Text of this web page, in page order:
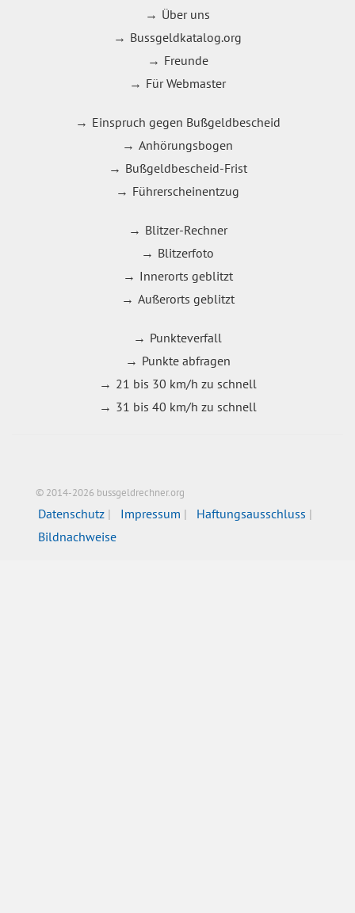
Über uns
Bussgeldkatalog.org
Freunde
Für Webmaster
Einspruch gegen Bußgeldbescheid
Anhörungsbogen
Bußgeldbescheid-Frist
Führerscheinentzug
Blitzer-Rechner
Blitzerfoto
Innerorts geblitzt
Außerorts geblitzt
Punkteverfall
Punkte abfragen
21 bis 30 km/h zu schnell
31 bis 40 km/h zu schnell
© 2014-2026 bussgeldrechner.org
Datenschutz Impressum
Haftungsausschluss
Bildnachweise